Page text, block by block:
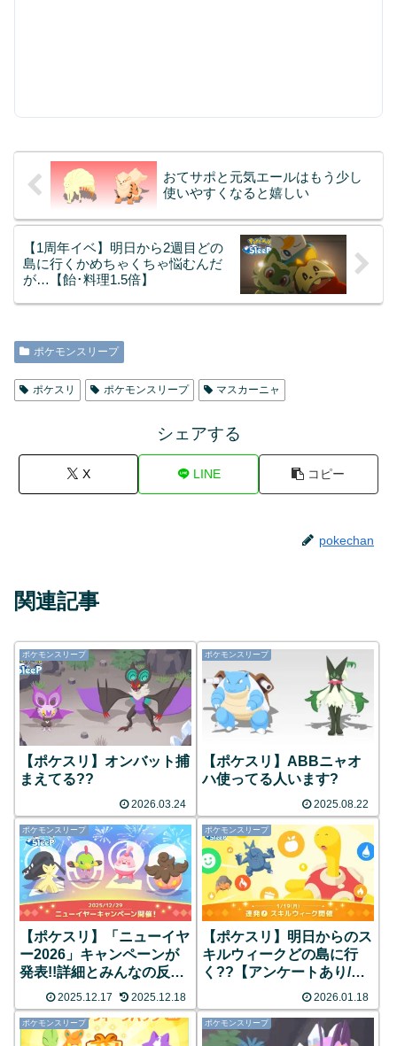
おてサポと元気エールはもう少し
使いやすくなると嬉しい
【1周年イベ】明日から2週目どの
島に行くかめちゃくちゃ悩むんだ
が…【飴･料理1.5倍】
ポケモンスリープ
ポケスリ ポケモンスリープ マスカーニャ
シェアする
X LINE コピー
pokechan
関連記事
ポケモンスリープ
【ポケスリ】オンバット捕
まえてる??
2026.03.24
ポケモンスリープ
【ポケスリ】ABBニャオ
ハ使ってる人います?
2025.08.22
ポケモンスリープ
【ポケスリ】「ニューイヤ
ー2026」キャンペーンが
発表!!詳細とみんなの反応
まとめ
2025.12.17 2025.12.18
ポケモンスリープ
【ポケスリ】明日からのス
キルウィークどの島に行
く??【アンケートあり/ミ
ッション内容追加】
2026.01.18
ポケモンスリープ ポケモンスリープ